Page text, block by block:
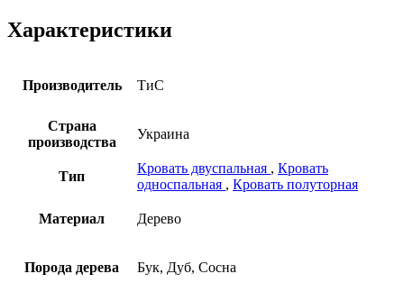
Характеристики
Производитель ТиС
Страна
производства
Украина
Тип
Кровать двуспальная , Кровать
односпальная , Кровать полуторная
Материал Дерево
Порода дерева Бук, Дуб, Сосна